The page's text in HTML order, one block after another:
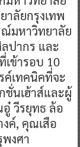
ลัยกรุงเทพ
ณ์มหาวิทยาลัย
ปากร และ
เข้ารอบ 10
ค์เทคนิคที่จะ
ชั่นเฮ้าส์และผู้
วีรยุทธ ล้อ
ค์, คุณเสือ
งศา